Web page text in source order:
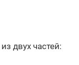
двух частей: